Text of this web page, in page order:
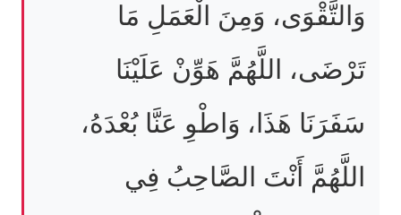
وَالتَّقْوَى، وَمِنَ الْعَمَلِ مَا
تَرْضَى، اللَّهُمَّ هَوِّنْ عَلَيْنَا
سَفَرَنَا هَذَا، وَاطْوِ عَنَّا بُعْدَهُ،
اللَّهُمَّ أَنْتَ الصَّاحِبُ فِي